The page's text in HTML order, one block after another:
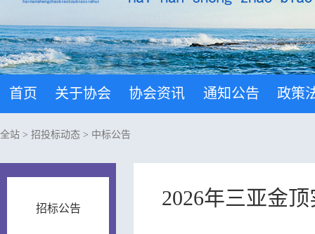
首页 关于协会 协会资讯 通知公告 政策
全站 > 招投标动态 > 中标公告
招标公告 2026年三亚金